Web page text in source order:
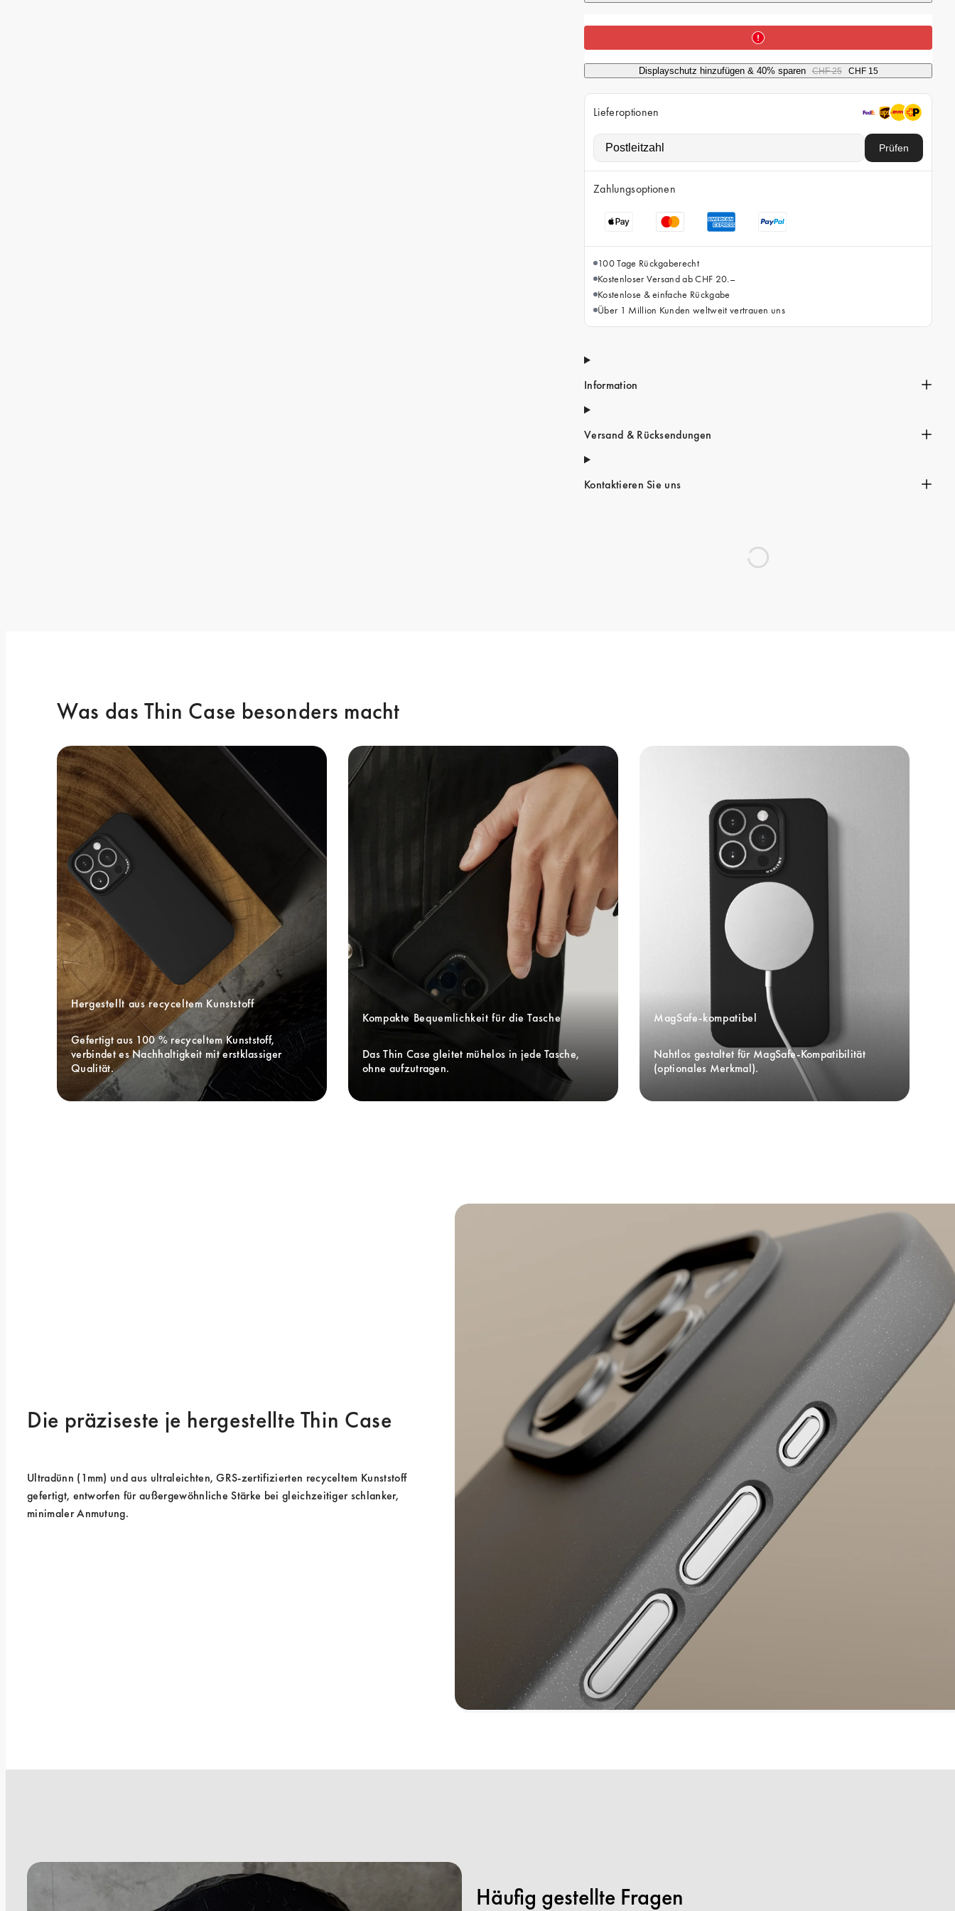
P
r
e
i
s
Displayschutz hinzufügen & 40% sparen CHF 25 CHF 15
Lieferoptionen
Prüfen
Zahlungsoptionen
100 Tage Rückgaberecht
Kostenloser Versand ab CHF 20.–
Kostenlose & einfache Rückgabe
Über 1 Million Kunden weltweit vertrauen uns
Information
Versand & Rücksendungen
Kontaktieren Sie uns
Was das Thin Case besonders macht
Hergestellt aus recyceltem Kunststoff
Gefertigt aus 100 % recyceltem Kunststoff,
verbindet es Nachhaltigkeit mit erstklassiger
Qualität.
Kompakte Bequemlichkeit für die Tasche
Das Thin Case gleitet mühelos in jede Tasche,
ohne aufzutragen.
MagSafe-kompatibel
Nahtlos gestaltet für MagSafe-Kompatibilität
(optionales Merkmal).
Die präziseste je hergestellte Thin Case
Ultradünn (1mm) und aus ultraleichten, GRS-zertifizierten recyceltem Kunststoff
gefertigt, entworfen für außergewöhnliche Stärke bei gleichzeitiger schlanker,
minimaler Anmutung.
Häufig gestellte Fragen